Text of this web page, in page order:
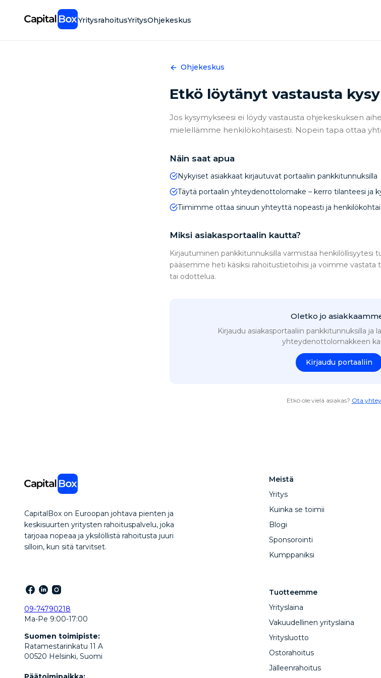
YritysrahoitusYritysOhjekeskus
Ohjekeskus
Etkö löytänyt vastausta
Jos kysymykseesi ei löydy vastausta ohjekeskuksen
mielellämme henkilökohtaisesti. Nopein tapa ottaa
Näin saat apua
Nykyiset asiakkaat kirjautuvat portaaliin pankkitunnuksilla
Täytä portaalin yhteydenottolomake – kerro tilanteesi ja
Tiimimme ottaa sinuun yhteyttä nopeasti ja
Miksi asiakasportaalin kautta?
Kirjautuminen pankkitunnuksilla varmistaa henkilöllisyytesi
pääsemme heti käsiksi rahoitustietoihisi ja voimme vastata
tai odottelua.
Oletko jo
Kirjaudu asiakasportaaliin pankkitunnuksilla ja
yhteydenottolomakkeen
Kirjaudu portaaliin
Etkö ole vielä asiakas? Ota
CapitalBox on Euroopan johtava pienten ja
keskisuurten yritysten rahoituspalvelu, joka
tarjoaa nopeaa ja yksilöllistä rahoitusta juuri
silloin, kun sitä tarvitset.
09-74790218
Ma-Pe 9:00-17:00
Suomen toimipiste:
Ratamestarinkatu 11 A
00520 Helsinki, Suomi
Meistä
Yritys
Kuinka se toimii
Blogi
Sponsorointi
Kumppaniksi
Tuotteemme
Yrityslaina
Vakuudellinen yrityslaina
Yritysluotto
Ostorahoitus
Jälleenrahoitus